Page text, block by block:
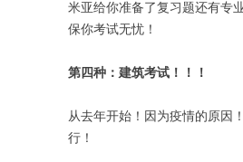
米亚给你准备了复习题还有专
保你考试无忧！
第四种：建筑考试！！！
从去年开始！因为疫情的原因
行！